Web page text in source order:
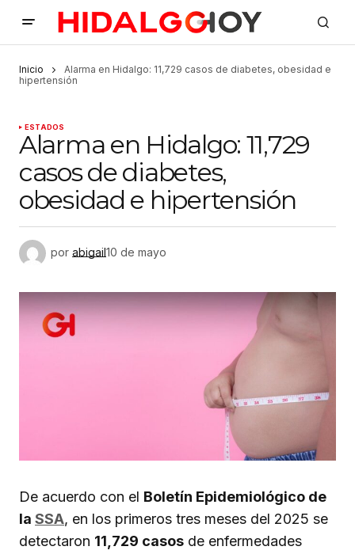
Inicio
Alarma en Hidalgo: 11,729 casos de diabetes, obesidad e
hipertensión
ESTADOS
Alarma en Hidalgo: 11,729
casos de diabetes,
obesidad e hipertensión
por abigail10 de mayo
De acuerdo con el Boletín Epidemiológico de
la SSA, en los primeros tres meses del 2025 se
detectaron 11,729 casos de enfermedades